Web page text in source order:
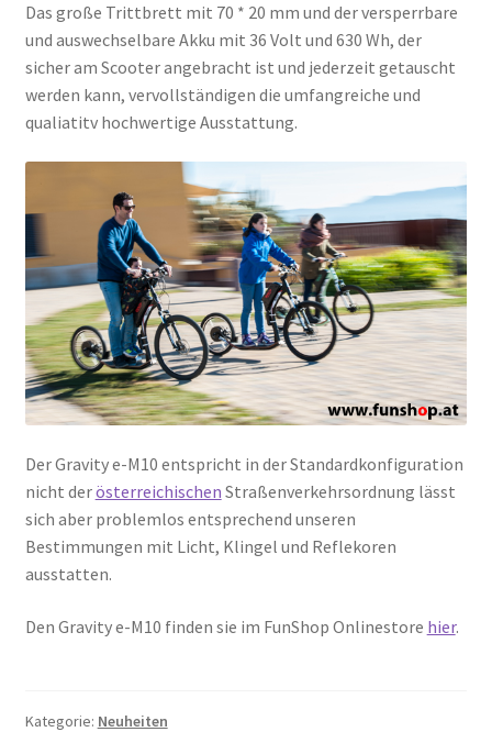
Das große Trittbrett mit 70 * 20 mm und der versperrbare
und auswechselbare Akku mit 36 Volt und 630 Wh, der
sicher am Scooter angebracht ist und jederzeit getauscht
werden kann, vervollständigen die umfangreiche und
qualiatitv hochwertige Ausstattung.
Der Gravity e-M10 entspricht in der Standardkonfiguration
nicht derösterreichischen Straßenverkehrsordnung lässt
sich aber problemlos entsprechend unseren
Bestimmungen mit Licht, Klingel und Reflekoren
ausstatten.
Den Gravity e-M10 finden sie im FunShop Onlinestore hier.
Kategorie: Neuheiten